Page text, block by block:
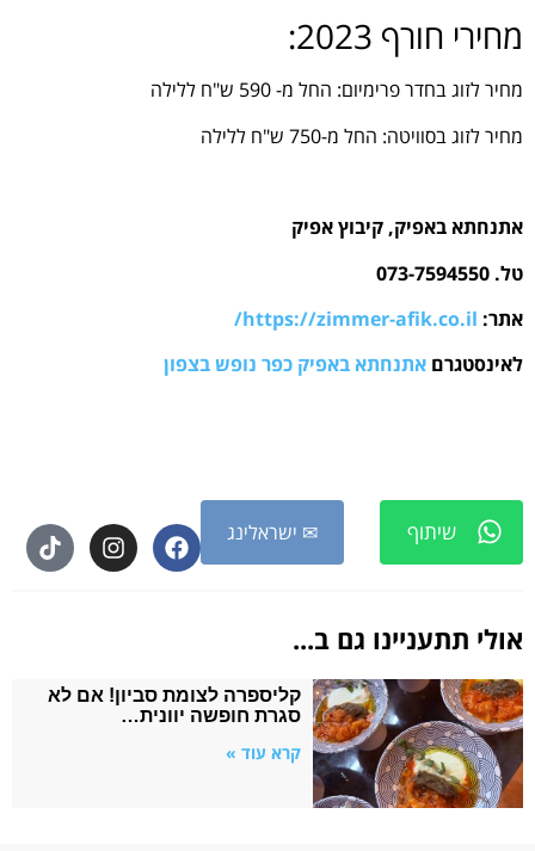
מחירי חורף 2023:
מחיר לזוג בחדר פרימיום: החל מ- 590 ש"ח ללילה
מחיר לזוג בסוויטה: החל מ-750 ש"ח ללילה
אתנחתא באפיק, קיבוץ אפיק
טל. 073-7594550
אתר: https://zimmer-afik.co.il/
לאינסטגרם אתנחתא באפיק כפר נופש בצפון
שיתוף ✉ ישראלינג
אולי תתעניינו גם ב...
קליספרה לצומת סביון! אם לא
סגרת חופשה יוונית…
קרא עוד »